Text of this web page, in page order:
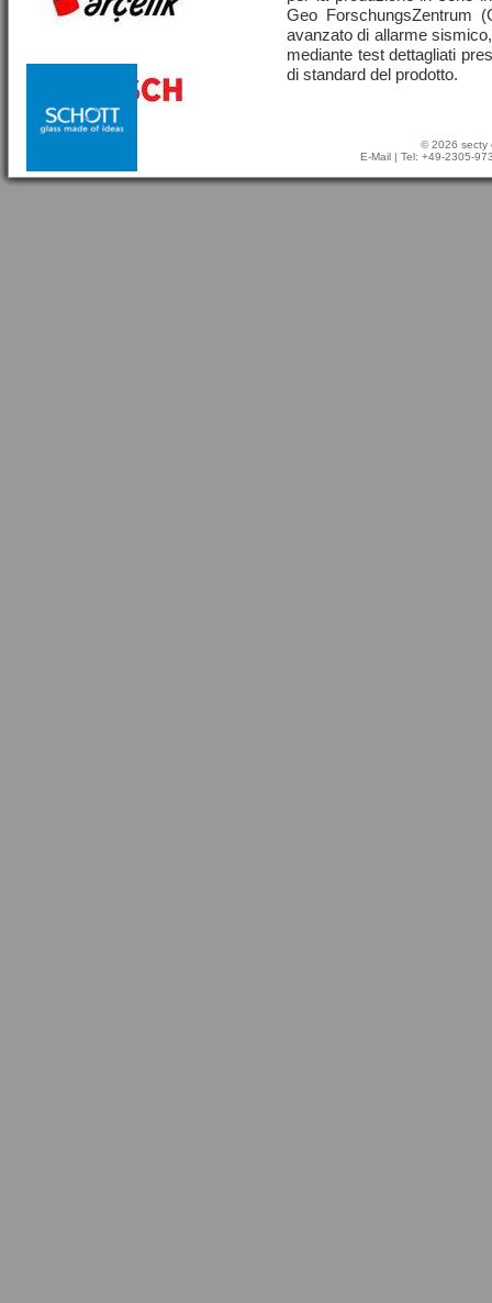
Geo ForschungsZentrum
avanzato di allarme
mediante test dettagliati
di standard del prodotto.
© 2026 secty
E-Mail | Tel: +49-2305-